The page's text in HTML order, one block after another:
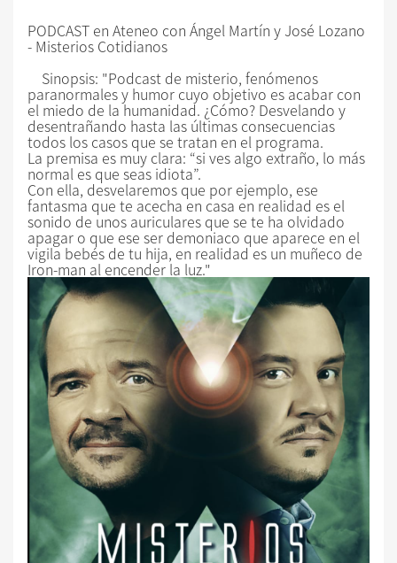
PODCAST en Ateneo con Ángel Martín y José Lozano
- Misterios Cotidianos
Sinopsis: "Podcast de misterio, fenómenos
paranormales y humor cuyo objetivo es acabar con
el miedo de la humanidad. ¿Cómo? Desvelando y
desentrañando hasta las últimas consecuencias
todos los casos que se tratan en el programa.
La premisa es muy clara: “si ves algo extraño, lo más
normal es que seas idiota”.
Con ella, desvelaremos que por ejemplo, ese
fantasma que te acecha en casa en realidad es el
sonido de unos auriculares que se te ha olvidado
apagar o que ese ser demoniaco que aparece en el
vigila bebés de tu hija, en realidad es un muñeco de
Iron-man al encender la luz."